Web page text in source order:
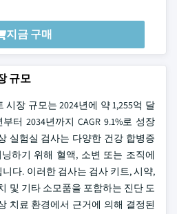
지금 구매
규모
장 규모는 2024년에 약 1,255억 달
터 2034년까지 CAGR 9.1%로 성장
실험실 검사는 다양한 건강 합병증
하기 위해 혈액, 소변 또는 조직에
다. 이러한 검사는 검사 키트, 시약,
및 기타 소모품을 포함하는 진단 도
치료 환경에서 근거에 의해 결정된